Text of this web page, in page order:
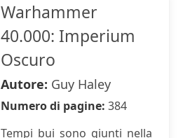
Warhammer
40.000: Imperium
Oscuro
Autore: Guy Haley
Numero di pagine: 384
Tempi bui sono giunti nella